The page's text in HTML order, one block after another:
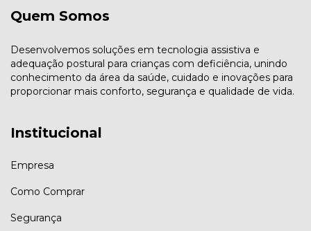
Quem Somos
Desenvolvemos soluções em tecnologia assistiva e
adequação postural para crianças com deficiência, unindo
conhecimento da área da saúde, cuidado e inovações para
proporcionar mais conforto, segurança e qualidade de vida.
Institucional
Empresa
Como Comprar
Segurança